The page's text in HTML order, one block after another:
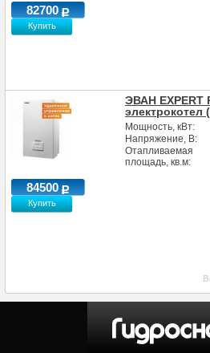
82700
Купить
ЭВАН EXPERT
электрокотел
Мощность, кВт:
Напряжение, В:
Отапливаемая
площадь, кв.м:
84500
Купить